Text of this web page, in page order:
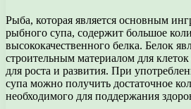
Рыба, которая является основным
рыбного супа, содержит большое
высококачественного белка. Белок
строительным материалом для
для роста и развития. При
супа можно получить достаточное
необходимого для поддержания